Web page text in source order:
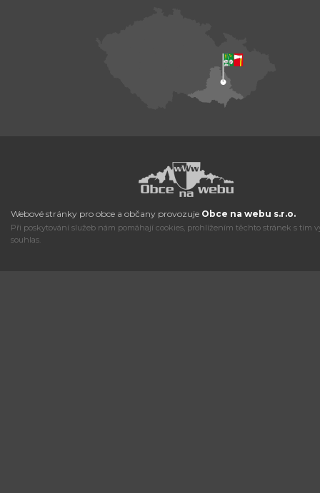
Webové stránky pro obce a občany provozuje Obce na webu s.r.o.
Při poskytování služeb nám pomáhají cookies, prohlížením těchto stránek s tím
souhlas.